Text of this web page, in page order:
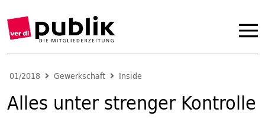
01/2018 Gewerkschaft Inside
Alles unter strenger Kontrolle